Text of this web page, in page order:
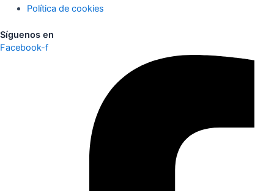
Política de cookies
Síguenos en
Facebook-f